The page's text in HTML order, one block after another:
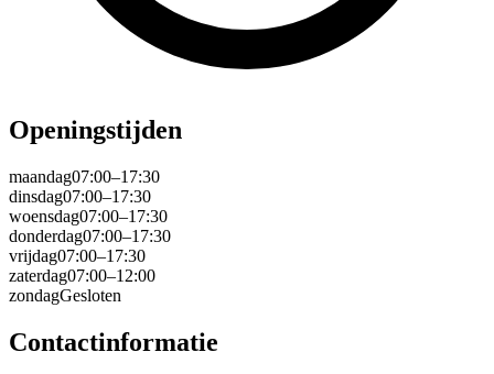
Openingstijden
maandag07:00–17:30
dinsdag07:00–17:30
woensdag07:00–17:30
donderdag07:00–17:30
vrijdag07:00–17:30
zaterdag07:00–12:00
zondagGesloten
Contactinformatie